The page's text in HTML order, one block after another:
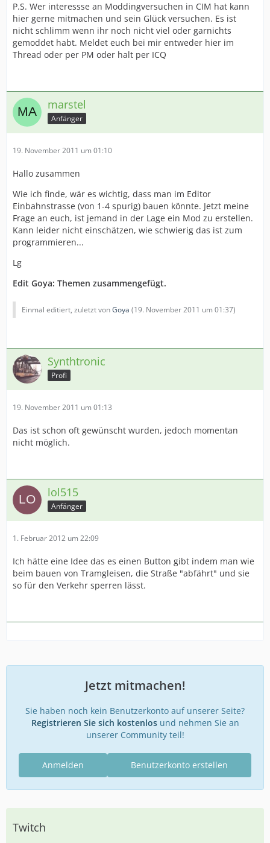
P.S. Wer interessse an Moddingversuchen in CIM hat kann
hier gerne mitmachen und sein Glück versuchen. Es ist
nicht schlimm wenn ihr noch nicht viel oder garnichts
gemoddet habt. Meldet euch bei mir entweder hier im
Thread oder per PM oder halt per ICQ
marstel
Anfänger
19. November 2011 um 01:10
Hallo zusammen
Wie ich finde, wär es wichtig, dass man im Editor
Einbahnstrasse (von 1-4 spurig) bauen könnte. Jetzt meine
Frage an euch, ist jemand in der Lage ein Mod zu erstellen.
Kann leider nicht einschätzen, wie schwierig das ist zum
programmieren...
Lg
Edit Goya: Themen zusammengefügt.
Einmal editiert, zuletzt vonGoya (19. November 2011 um 01:37)
Synthtronic
Profi
19. November 2011 um 01:13
Das ist schon oft gewünscht wurden, jedoch momentan
nicht möglich.
lol515
Anfänger
1. Februar 2012 um 22:09
Ich hätte eine Idee das es einen Button gibt indem man wie
beim bauen von Tramgleisen, die Straße "abfährt" und sie
so für den Verkehr sperren lässt.
Jetzt mitmachen!
Sie haben noch kein Benutzerkonto auf unserer Seite?
Registrieren Sie sich kostenlosund nehmen Sie an
unserer Community teil!
Benutzerkonto erstellen
Anmelden
Twitch